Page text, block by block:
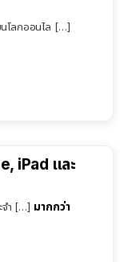
โลกออนไล […]
iPad และ
จำ […] มากกว่า